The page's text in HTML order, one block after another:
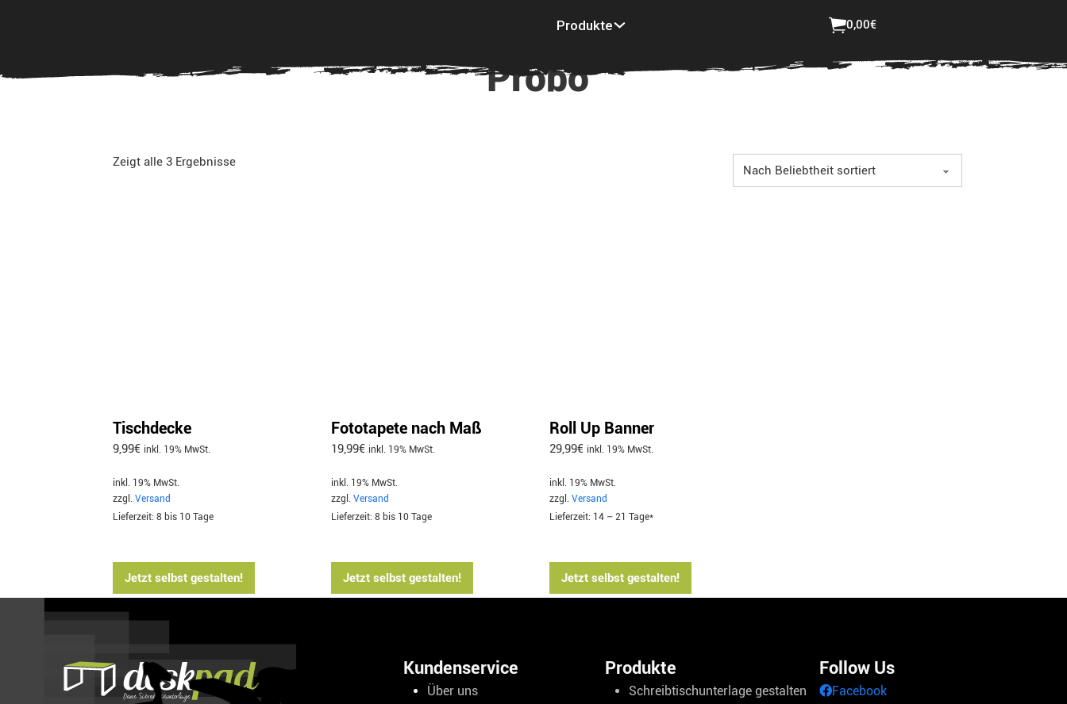
Produkte 0,00€
Probo
Zeigt alle 3 Ergebnisse
Tischdecke
9,99€ inkl. 19% MwSt.
inkl. 19% MwSt.
zzgl. Versand
Lieferzeit: 8 bis 10 Tage
Jetzt selbst gestalten!
Fototapete nach Maß
19,99€ inkl. 19% MwSt.
inkl. 19% MwSt.
zzgl. Versand
Lieferzeit: 8 bis 10 Tage
Jetzt selbst gestalten!
Roll Up Banner
29,99€ inkl. 19% MwSt.
inkl. 19% MwSt.
zzgl. Versand
Lieferzeit: 14 – 21 Tage*
Jetzt selbst gestalten!
Kundenservice
Über uns
Produkte
Schreibtischunterlage gestalten
Follow Us
Facebook